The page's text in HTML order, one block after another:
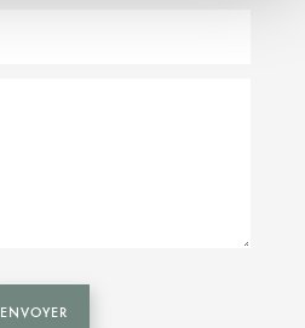
ENVOYER